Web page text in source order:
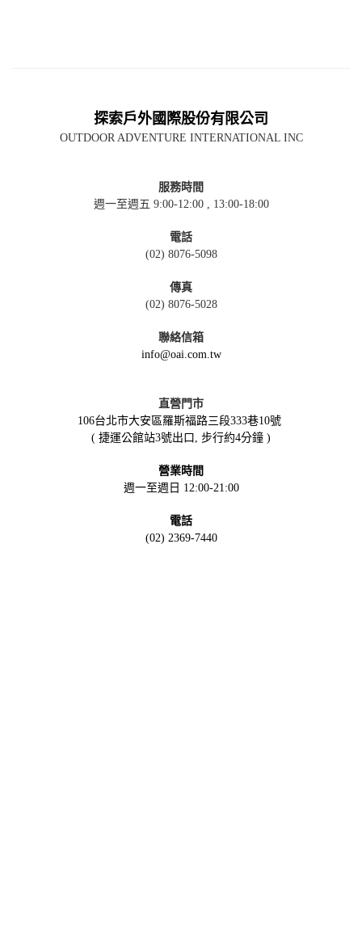
探索戶外國際股份有限公司
OUTDOOR ADVENTURE INTERNATIONAL INC
服務時間
週一至週五 9:00-12:00 , 13:00-18:00
電話
(02) 8076-5098
傳真
(02) 8076-5028
聯絡信箱
info@oai.com.tw
直營門市
106台北市大安區羅斯福路三段333巷10號
( 捷運公館站3號出口, 步行約4分鐘 )
營業時間
週一至週日 12:00-21:00
電話
(02) 2369-7440